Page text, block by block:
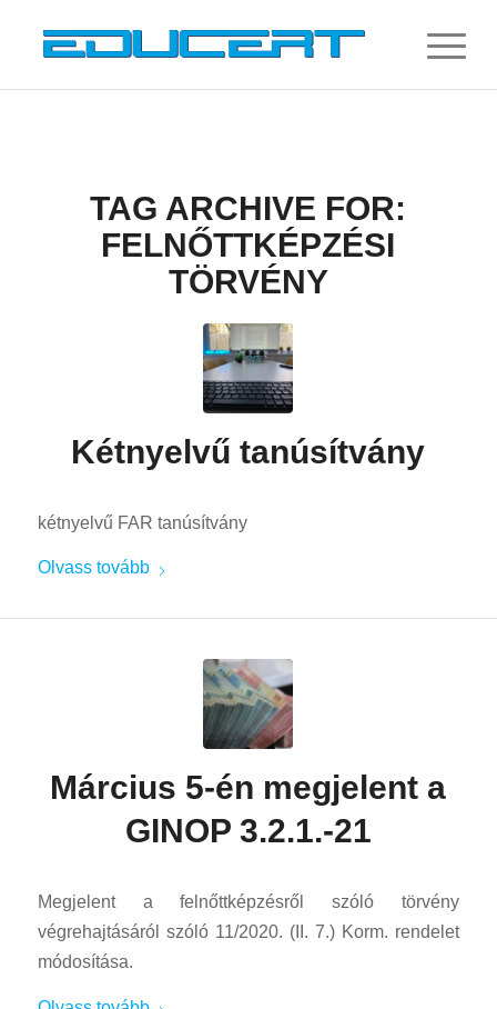
TAG ARCHIVE FOR:
FELNŐTTKÉPZÉSI
TÖRVÉNY
Kétnyelvű tanúsítvány
kétnyelvű FAR tanúsítvány
Olvass tovább
Március 5-én megjelent a
GINOP 3.2.1.-21
Megjelent a felnőttképzésről szóló törvény
végrehajtásáról szóló 11/2020. (II. 7.) Korm. rendelet
módosítása.